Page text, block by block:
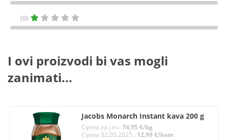
(0)
I ovi proizvodi bi vas mogli
zanimati...
Jacobs Monarch Instant kava 200 g
Cijena za j.m.:74,95 €/kg
Cijena 02.05.2025.: 12,99 €/kom